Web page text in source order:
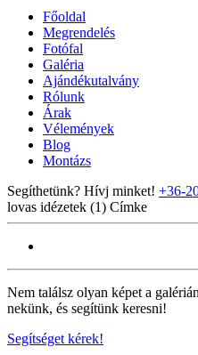
Főoldal
Megrendelés
Fotófal
Galéria
Ajándékutalvány
Rólunk
Árak
Vélemények
Blog
Montázs
Segíthetünk? Hívj minket! +36-
lovas idézetek (1) Címke
Nem találsz olyan képet a
nekünk, és segítünk keresni!
Segítséget kérek!